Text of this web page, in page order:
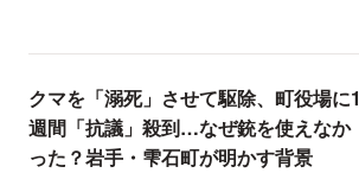
クマを「溺死」させて駆除、町役場に1
週間「抗議」殺到…なぜ銃を使えなか
った？岩手・雫石町が明かす背景